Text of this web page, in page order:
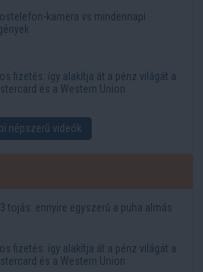
kamera vs mindennapi
fizetés: így alakítja át a pénz világát a
és a Western Union
népszerű videók
tojás: ennyire egyszerű a puha almás
fizetés: így alakítja át a pénz világát a
és a Western Union